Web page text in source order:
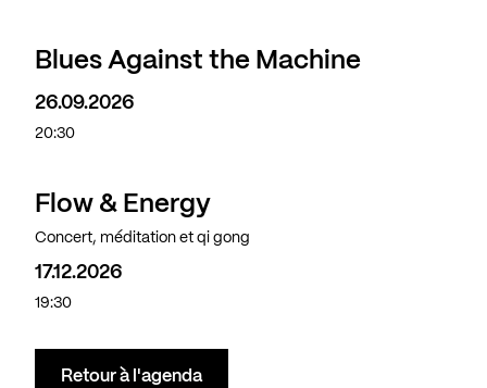
Blues Against the Machine
26.09.2026
20:30
Flow & Energy
Concert, méditation et qi gong
17.12.2026
19:30
Retour à l'agenda